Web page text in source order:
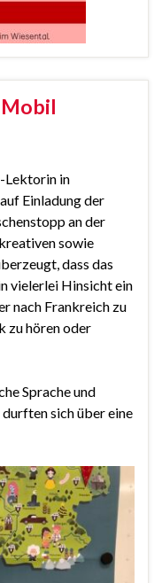
Mobil
Lektorin in
Einladung der
an der
sowie
dass das
vielerlei Hinsicht ein
nach Frankreich zu
zu hören oder
Sprache und
sich über eine